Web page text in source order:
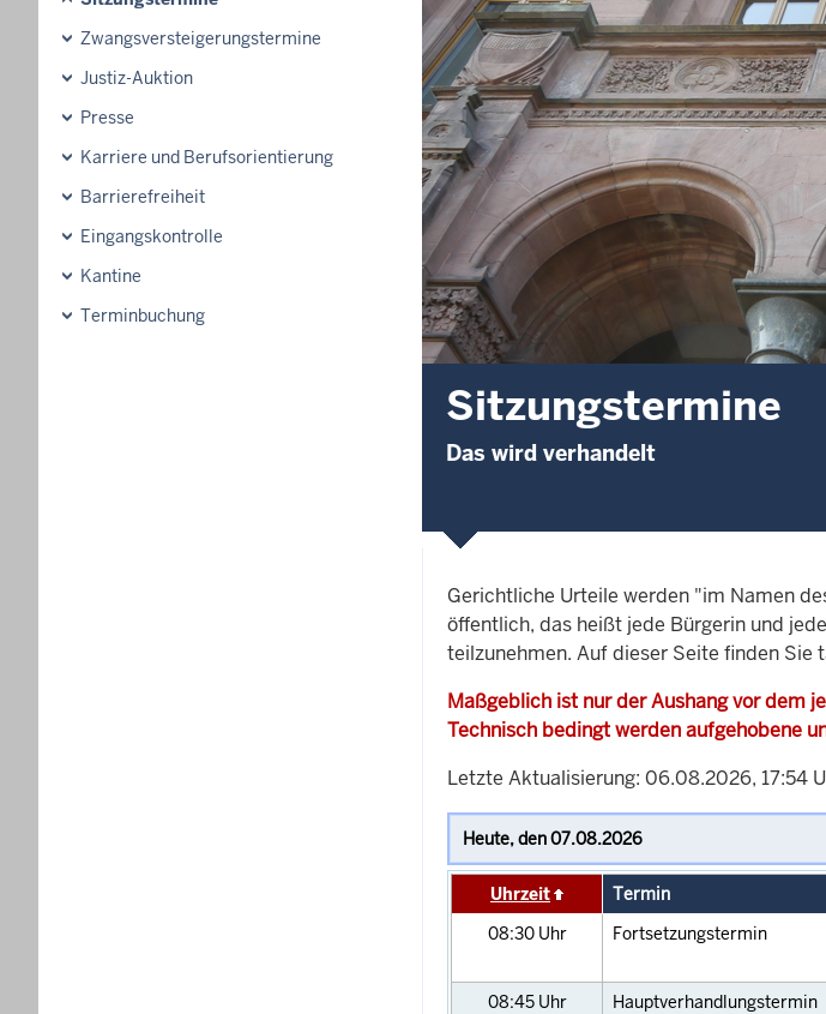
Zwangsversteigerungs­termine
Justiz-Auktion
Presse
Karriere und Berufsorientierung
Barrierefreiheit
Eingangskontrolle
Kantine
Terminbuchung
Sitzungstermine
Das wird verhandelt
Gerichtliche Urteile werden "im Namen
öffentlich, das heißt jede Bürgerin und
teilzunehmen. Auf dieser Seite finden
Maßgeblich ist nur der Aushang vor dem
Technisch bedingt werden aufgehobene
Letzte Aktualisierung: 06.08.2026, 17:54
Uhrzeit Termin
08:30 Uhr Fortsetzungstermin
08:45 Uhr Hauptverhandlungstermin